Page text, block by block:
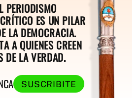
PERIODISMO
ES UN PILAR
LA DEMOCRACIA.
A QUIENES CREEN
DE LA VERDAD.
SUSCRIBITE